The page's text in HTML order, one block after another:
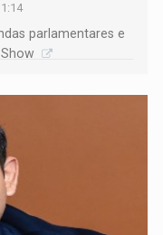
parlamentares e